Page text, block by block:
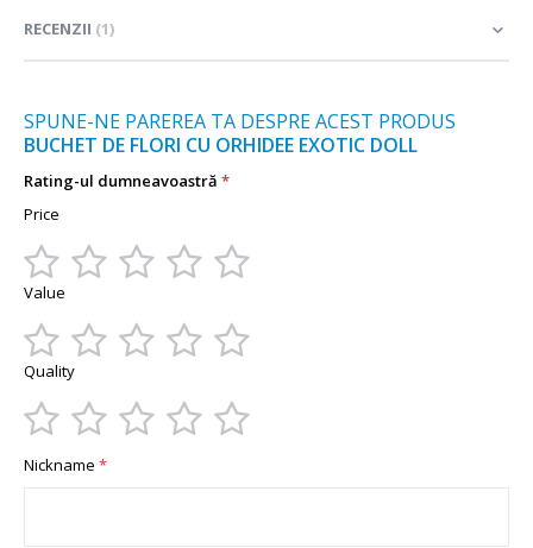
RECENZII 1
SPUNE-NE PAREREA TA DESPRE ACEST PRODUS
BUCHET DE FLORI CU ORHIDEE EXOTIC DOLL
Rating-ul dumneavoastră
Price
1
2
3
4
5
Value
1
2
3
4
5
Quality
star
stars
stars
stars
stars
Nickname